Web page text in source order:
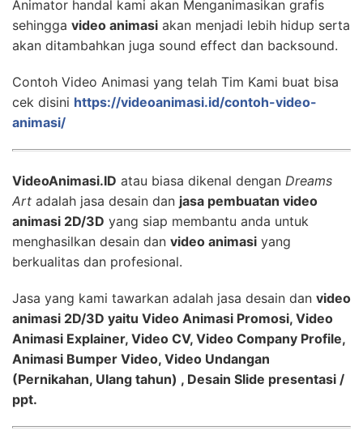
Animator handal kami akan Menganimasikan grafis
sehingga video animasi akan menjadi lebih hidup serta
akan ditambahkan juga sound effect dan backsound.
Contoh Video Animasi yang telah Tim Kami buat bisa
cek disini https://videoanimasi.id/contoh-video-
animasi/
VideoAnimasi.ID atau biasa dikenal dengan Dreams
Art adalah jasa desain dan jasa pembuatan video
animasi 2D/3D yang siap membantu anda untuk
menghasilkan desain dan video animasi yang
berkualitas dan profesional.
Jasa yang kami tawarkan adalah jasa desain dan video
animasi 2D/3D yaitu Video Animasi Promosi, Video
Animasi Explainer, Video CV, Video Company Profile,
Animasi Bumper Video, Video Undangan
(Pernikahan, Ulang tahun) , Desain Slide presentasi /
ppt.